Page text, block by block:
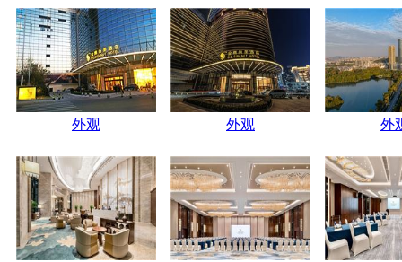
外观 外观 外